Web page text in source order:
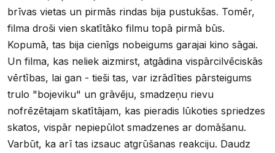
brīvas vietas un pirmās rindas bija pustukšas. Tomēr,
filma droši vien skatītāko filmu topā pirmā būs.
Kopumā, tas bija cienīgs nobeigums garajai kino sāgai.
Un filma, kas neliek aizmirst, atgādina vispārcilvēciskās
vērtības, lai gan - tieši tas, var izrādīties pārsteigums
trulo "bojeviku" un grāvēju, smadzeņu rievu
nofrēzētajam skatītājam, kas pieradis lūkoties spriedzes
skatos, vispār nepiepūlot smadzenes ar domāšanu.
Varbūt, ka arī tas izsauc atgrūšanas reakciju. Daudz